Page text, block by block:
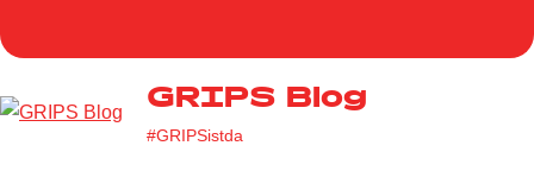
Inhalt
GRIPS
GRIPS Blog
#GRIPSistda